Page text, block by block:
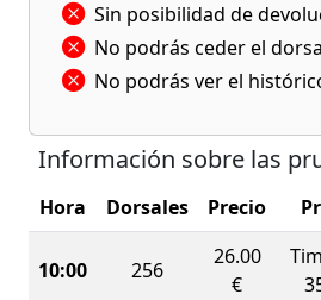
Sin posibilidad de
No podrás ceder el
No podrás ver el
Información sobre las
Hora Dorsales Precio
10:00 256
26.00
€